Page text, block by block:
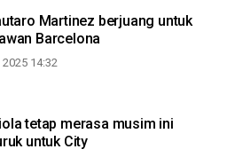
Martinez berjuang untuk
Barcelona
14:32
tetap merasa musim ini
untuk City